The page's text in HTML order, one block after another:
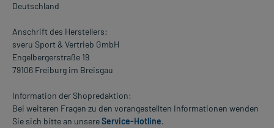
Deutschland
Anschrift des Herstellers:
sveru Sport & Vertrieb GmbH
Engelbergerstraße 19
79106 Freiburg im Breisgau
Information der Shopredaktion:
Bei weiteren Fragen zu den vorangestellten Informationen wenden
Sie sich bitte an unsereService-Hotline.